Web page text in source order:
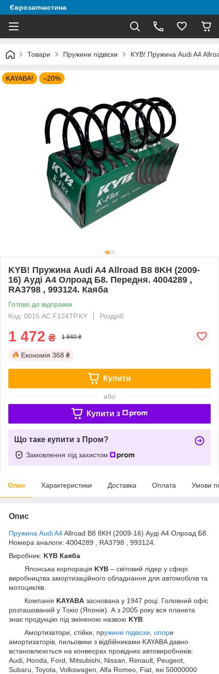
Єврозапчастина
Товари Пружини підвіски KYB! Пружина Audi A4
KAYABA! –20%
KYB! Пружина Audi A4 Allroad B8 8KH (2009-
16) Ауді А4 Олроад Б8. Передня. 4004289 ,
RA3798 , 993124. Каяба
Готово до відправки
Код: 0015.AC.F124TP.KY
Роздріб
1 472 ₴ 1 840 ₴
Економія 368 ₴
Купити
або
Купити з
Що таке купити з Пром?
Замовлення під захистом
Опис Характеристики Доставка Оплата Умови
Опис
Пружина Audi A4Allroad B8 8KH (2009-16) Ауді А4 Олроад Б8.
Номера аналоги: 4004289 , RA3798 , 993124.
Виробник: KYB Каяба
Японська корпорація KYB – світовий лідер у сфері
виробництва амортизаційного обладнання для автомобілів та
мотоциклів.
Компанія KAYABA заснована у 1947 році. Головний офіс
розташований у Токіо (Японія). А з 2005 року вся планета
знає продукцію під зміненою назвою KYB
Амортизатори, стійки, пружини підвіски, опори
амортизаторів, пильовики з відбійниками KAYABA давно
встановлюються на конвеєрах провідних автовиробників:
Audi, Honda, Ford, Mitsubishi, Nissan, Renault, Peugeot,
Subaru, Toyota, Volkswagen, Alfa Romeo, Fiat, які 50000000